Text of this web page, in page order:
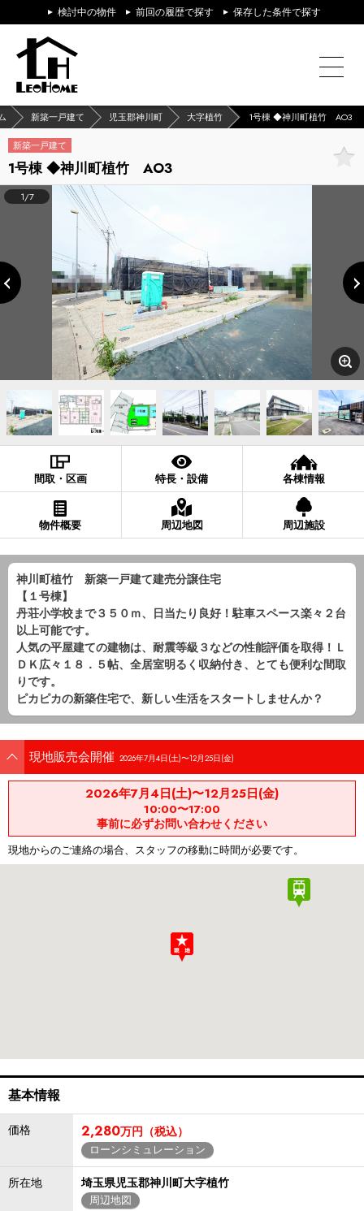
検討中の物件 前回の履歴で探す 保存した条件で探す
新築一戸建て 児玉郡神川町 大字植竹 1号棟 ◆神川町植竹 AO3
新築一戸建て
1号棟 ◆神川町植竹 AO3
1/7
間取・区画 特長・設備 各棟情報
物件概要 周辺地図 周辺施設
神川町植竹 新築一戸建て建売分譲住宅
【１号棟】
丹荘小学校まで３５０ｍ、日当たり良好！駐車スペース楽々２台
以上可能です。
人気の平屋建ての建物は、耐震等級３などの性能評価を取得！Ｌ
ＤＫ広々１８．５帖、全居室明るく収納付き、とても便利な間取
りです。
ピカピカの新築住宅で、新しい生活をスタートしませんか？
現地販売会開催 2026年7月4日(土)〜12月25日(金)
2026年7月4日(土)〜12月25日(金)
10:00〜17:00
事前に必ずお問い合わせください
現地からのご連絡の場合、スタッフの移動に時間が必要です。
基本情報
価格 2,280万円（税込）
ローンシミュレーション
所在地 埼玉県児玉郡神川町大字植竹
周辺地図